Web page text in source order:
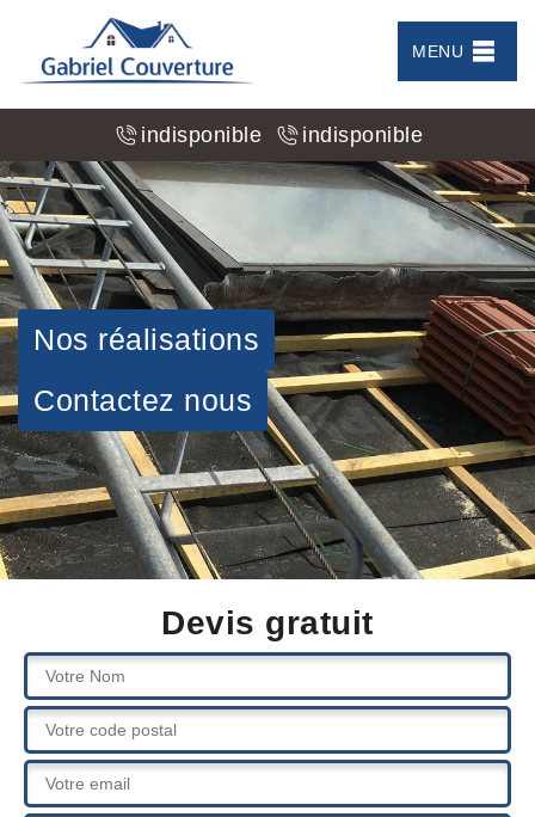
MENU
indisponible indisponible
Nos réalisations
Contactez nous
Devis gratuit